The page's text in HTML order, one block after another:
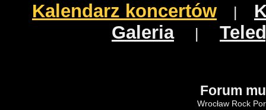
Kalendarz koncertów
Galeria|
Forum
Wrocław Rock